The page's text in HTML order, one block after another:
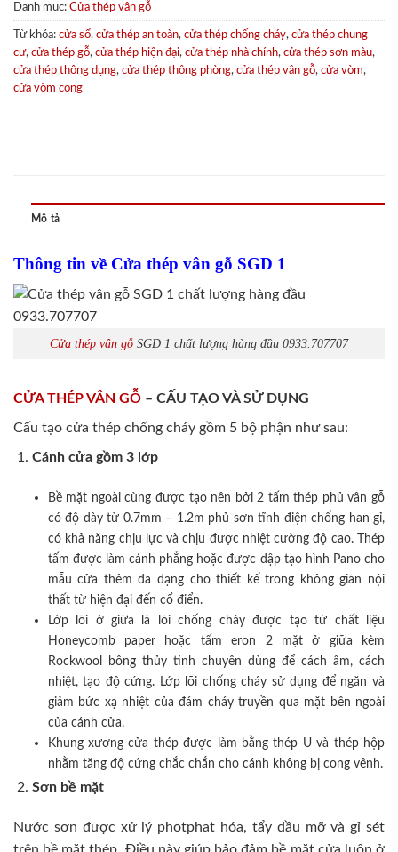
Danh mục: Cửa thép vân gỗ
Từ khóa: cửa sổ, cửa thép an toàn, cửa thép chống cháy, cửa thép chung
cư, cửa thép gỗ, cửa thép hiện đại, cửa thép nhà chính, cửa thép sơn màu,
cửa thép thông dụng, cửa thép thông phòng, cửa thép vân gỗ, cửa vòm,
cửa vòm cong
Mô tả
Thông tin về Cửa thép vân gỗ SGD 1
Cửa thép vân gỗ SGD 1 chất lượng hàng đầu 0933.707707
CỬA THÉP VÂN GỖ – CẤU TẠO VÀ SỬ DỤNG
Cấu tạo cửa thép chống cháy gồm 5 bộ phận như sau:
Cánh cửa gồm 3 lớp
Bề mặt ngoài cùng được tạo nên bởi 2 tấm thép phủ vân gỗ
có độ dày từ 0.7mm – 1.2m phủ sơn tĩnh điện chống han gỉ,
có khả năng chịu lực và chịu được nhiệt cường độ cao. Thép
tấm được làm cánh phẳng hoặc được dập tạo hình Pano cho
mẫu cửa thêm đa dạng cho thiết kế trong không gian nội
thất từ hiện đại đến cổ điển.
Lớp lõi ở giữa là lõi chống cháy được tạo từ chất liệu
Honeycomb paper hoặc tấm eron 2 mặt ở giữa kèm
Rockwool bông thủy tinh chuyên dùng để cách âm, cách
nhiệt, tạo độ cứng. Lớp lõi chống cháy sử dụng để ngăn và
giảm bức xạ nhiệt của đám cháy truyền qua mặt bên ngoài
của cánh cửa.
Khung xương cửa thép được làm bằng thép U và thép hộp
nhằm tăng độ cứng chắc chắn cho cánh không bị cong vênh.
Sơn bề mặt
Nước sơn được xử lý photphat hóa, tẩy dầu mỡ và gỉ sét